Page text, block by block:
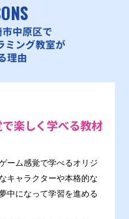
中原区で
ミング教室が
理由
楽しく学べる教材
ーム感覚で学べるオリジ
キャラクターや本格的な
中になって学習を進める